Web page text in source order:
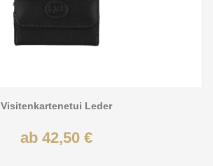
Visitenkartenetui Leder
ab 42,50 €